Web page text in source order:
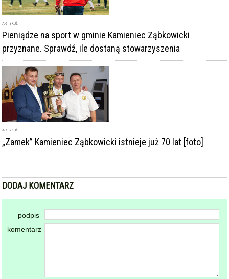
ARTYKUŁ
Pieniądze na sport w gminie Kamieniec Ząbkowicki
przyznane. Sprawdź, ile dostaną stowarzyszenia
ARTYKUŁ
„Zamek” Kamieniec Ząbkowicki istnieje już 70 lat [foto]
DODAJ KOMENTARZ
podpis
komentarz